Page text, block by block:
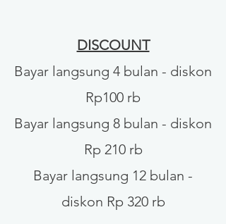
DISCOUNT
Bayar langsung 4 bulan - diskon
Rp100 rb
Bayar langsung 8 bulan - diskon
Rp 210 rb
Bayar langsung 12 bulan -
diskon Rp 320 rb